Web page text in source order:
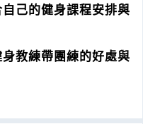
己的健身課程安排與
教練帶團練的好處與